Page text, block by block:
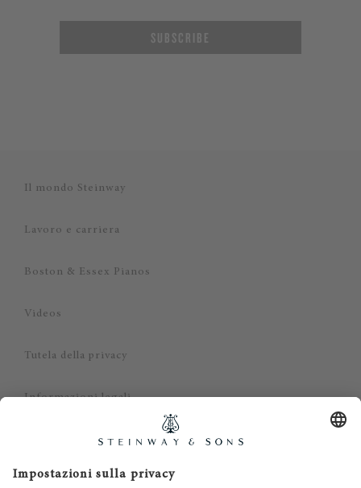
SUBSCRIBE
Il mondo Steinway
Lavoro e carriera
Boston & Essex Pianos
Videos
Tutela della privacy
Informazioni legali
Dichiarazione di non responsabilità
Cookies